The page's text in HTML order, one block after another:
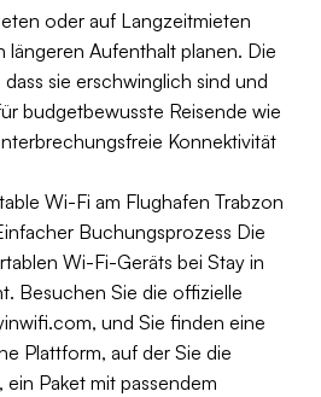
oder auf Langzeitmieten
längeren Aufenthalt planen. Die
sie erschwinglich sind und
budgetbewusste Reisende wie
Konnektivität
Wi-Fi am Flughafen Trabzon
Buchungsprozess Die
Wi-Fi-Geräts bei Stay in
Besuchen Sie die offizielle
und Sie finden eine
Plattform, auf der Sie die
Paket mit passendem